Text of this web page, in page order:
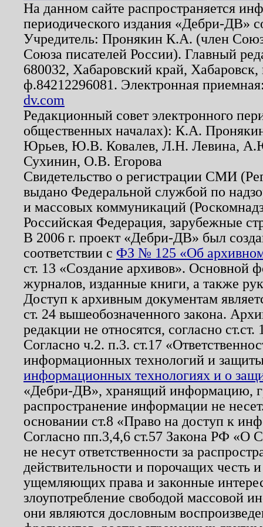
На данном сайте распространяется
периодического издания «Дебри-ДВ»
Учредитель: Пронякин К.А. (член
Союза писателей России). Главный
680032, Хабаровский край,
ф.84212296081. Электронная
dv.com
Редакционный совет электронного
общественных началах): К.А.
Юрьев, Ю.В. Ковалев, Л.Н. Левина,
Сухинин, О.В. Егорова
Свидетельство о регистрации СМИ
выдано Федеральной службой по
и массовых коммуникаций
Российская Федерация, зарубежные
В 2006 г. проект «Дебри-ДВ» был
соответствии с ФЗ № 125 «Об
ст. 13 «Создание архивов». Основной
журналов, изданные книги, а также
Доступ к архивным документам
ст. 24 вышеобозначенного закона.
редакции не относятся, согласно
Согласно ч.2. п.3. ст.17
информационных технологий и
информационных технологиях и о
«Дебри-ДВ», хранящий информацию,
распространение информации не
основании ст.8 «Право на доступ к
Согласно пп.3,4,6 ст.57 Закона РФ «О
не несут ответственности за
действительности и порочащих честь
ущемляющих права и законные
злоупотребление свободой массовой
они являются дословным